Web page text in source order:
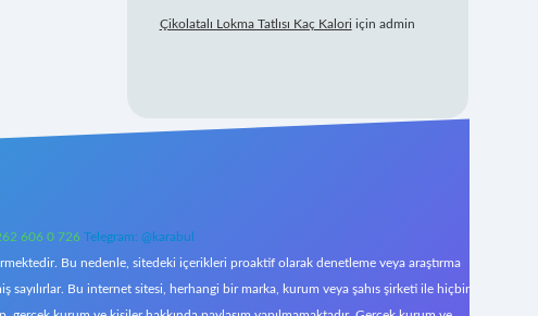
Çikolatalı Lokma Tatlısı Kaç Kalori için admin
606 0 726 Telegram: @karabul
Bu nedenle, sitedeki içerikleri proaktif olarak denetleme veya araştırma
Bu internet sitesi, herhangi bir marka, kurum veya şahıs şirketi ile hiçbir